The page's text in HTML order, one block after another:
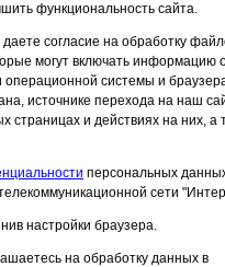
функциональность сайта.
согласие на обработку
могут включать информацию
системы и
источнике перехода на наш
и действиях на них, а
персональных
сети
настройки браузера.
на обработку данных в